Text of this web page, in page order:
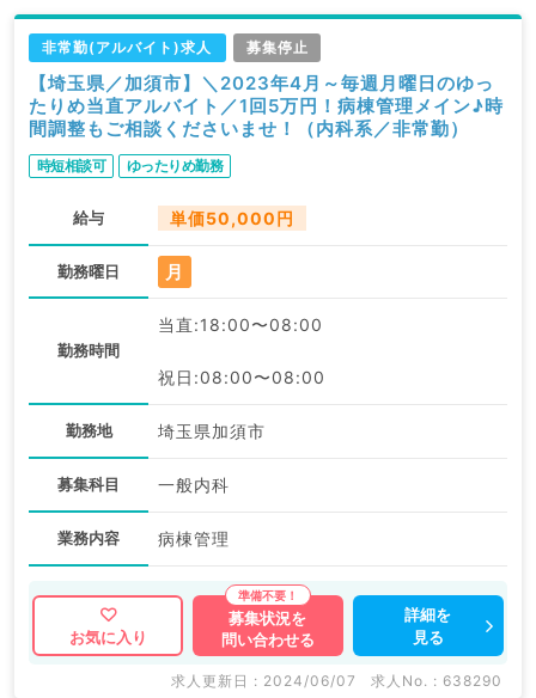
非常勤(アルバイト)求人 募集停止
【埼玉県／加須市】＼2023年4月～毎週月曜日のゆっ
たりめ当直アルバイト／1回5万円！病棟管理メイン♪時
間調整もご相談くださいませ！（内科系／非常勤）
時短相談可 ゆったりめ勤務
給与 単価50,000円
勤務曜日 月
勤務時間
当直:18:00〜08:00
祝日:08:00〜08:00
勤務地 埼玉県加須市
募集科目 一般内科
業務内容 病棟管理
お気に入り
募集状況を
問い合わせる
詳細を
見る
求人更新日 : 2024/06/07 求人No. : 638290